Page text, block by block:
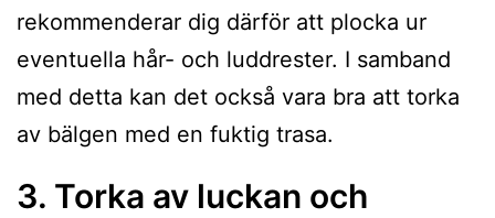
rekommenderar dig därför att plocka ur
eventuella hår- och luddrester. I samband
med detta kan det också vara bra att torka
av bälgen med en fuktig trasa.
3. Torka av luckan och